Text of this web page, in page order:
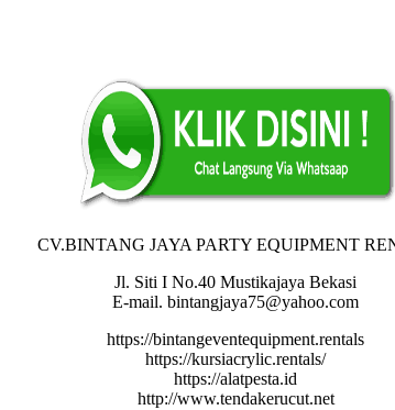
CV.BINTANG JAYA PARTY EQUIPMENT
Jl. Siti I No.40 Mustikajaya Bekasi
E-mail. bintangjaya75@yahoo.com
https://bintangeventequipment.rentals
https://kursiacrylic.rentals/
https://alatpesta.id
http://www.tendakerucut.net